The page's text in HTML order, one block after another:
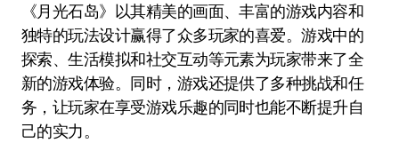
《月光石岛》以其精美的画面、丰富的游戏内容和
独特的玩法设计赢得了众多玩家的喜爱。游戏中的
探索、生活模拟和社交互动等元素为玩家带来了全
新的游戏体验。同时，游戏还提供了多种挑战和任
务，让玩家在享受游戏乐趣的同时也能不断提升自
己的实力。